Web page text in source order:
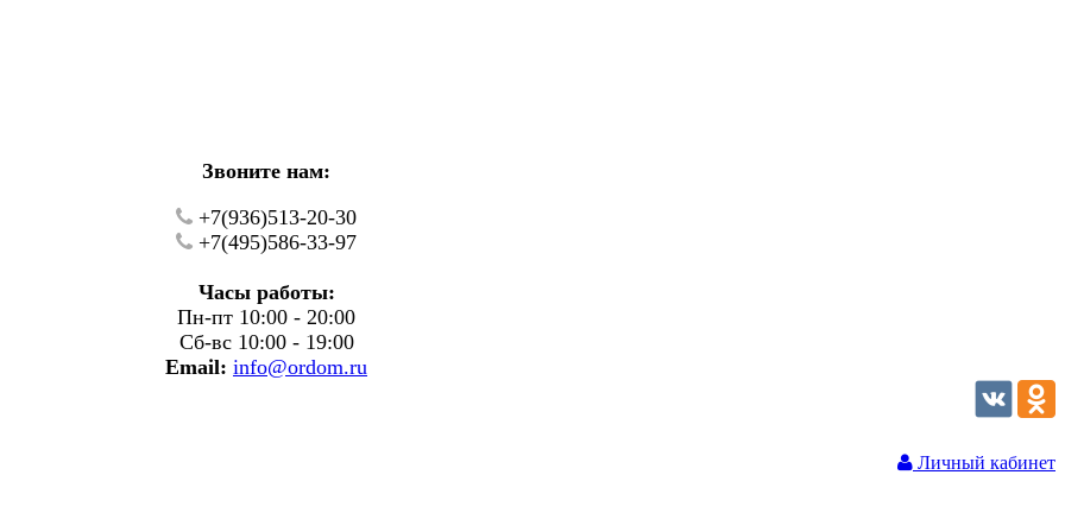
Звоните нам:
+7(936)513-20-30
+7(495)586-33-97
Часы работы:
Пн-пт 10:00 - 20:00
Сб-вс 10:00 - 19:00
Email: info@ordom.ru
Личный кабинет